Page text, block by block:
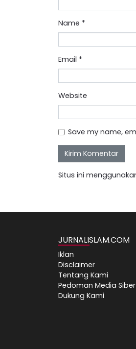
Name *
Email *
Website
Save my name,
Situs ini
JURNALISLAM.COM
Iklan
Disclaimer
Tentang Kami
Pedoman Media Siber
Dukung Kami